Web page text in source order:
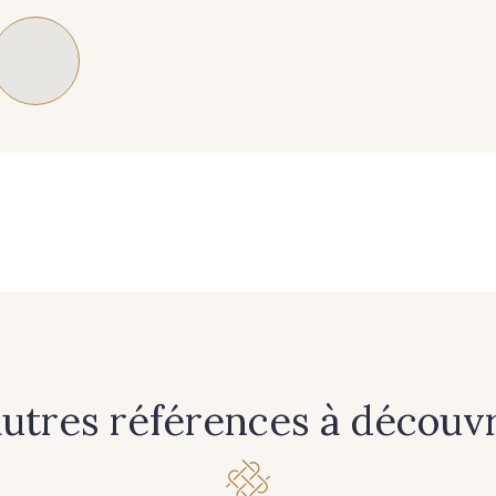
références à